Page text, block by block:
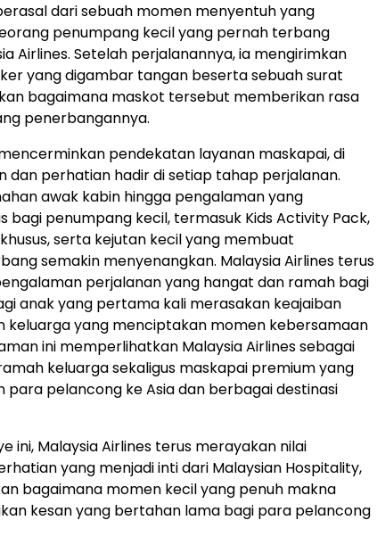
dari sebuah momen menyentuh yang
penumpang kecil yang pernah terbang
Airlines. Setelah perjalanannya, ia mengirimkan
yang digambar tangan beserta sebuah surat
bagaimana maskot tersebut memberikan rasa
penerbangannya.
pendekatan layanan maskapai, di
dan perhatian hadir di setiap tahap perjalanan.
awak kabin hingga pengalaman yang
bagi penumpang kecil, termasuk Kids Activity Pack,
serta kejutan kecil yang membuat
semakin menyenangkan. Malaysia Airlines terus
perjalanan yang hangat dan ramah bagi
anak yang pertama kali merasakan keajaiban
keluarga yang menciptakan momen kebersamaan
ini memperlihatkan Malaysia Airlines sebagai
keluarga sekaligus maskapai premium yang
para pelancong ke Asia dan berbagai destinasi
ini, Malaysia Airlines terus merayakan nilai
yang menjadi inti dari Malaysian Hospitality,
bagaimana momen kecil yang penuh makna
kesan yang bertahan lama bagi para pelancong